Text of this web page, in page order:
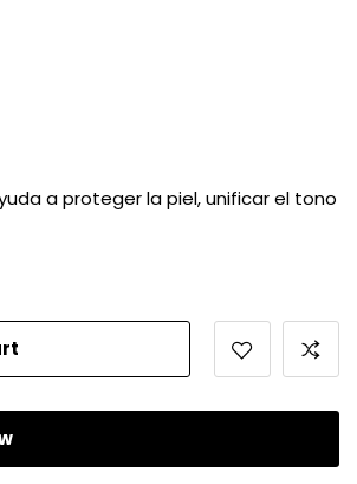
a proteger la piel, unificar el tono